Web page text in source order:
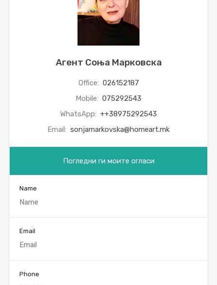
Агент Соња Марковска
Office: 026152187
Mobile: 075292543
WhatsApp: ++38975292543
Email: sonjamarkovska@homeart.mk
Погледни ги моите огласи
Name
Email
Phone